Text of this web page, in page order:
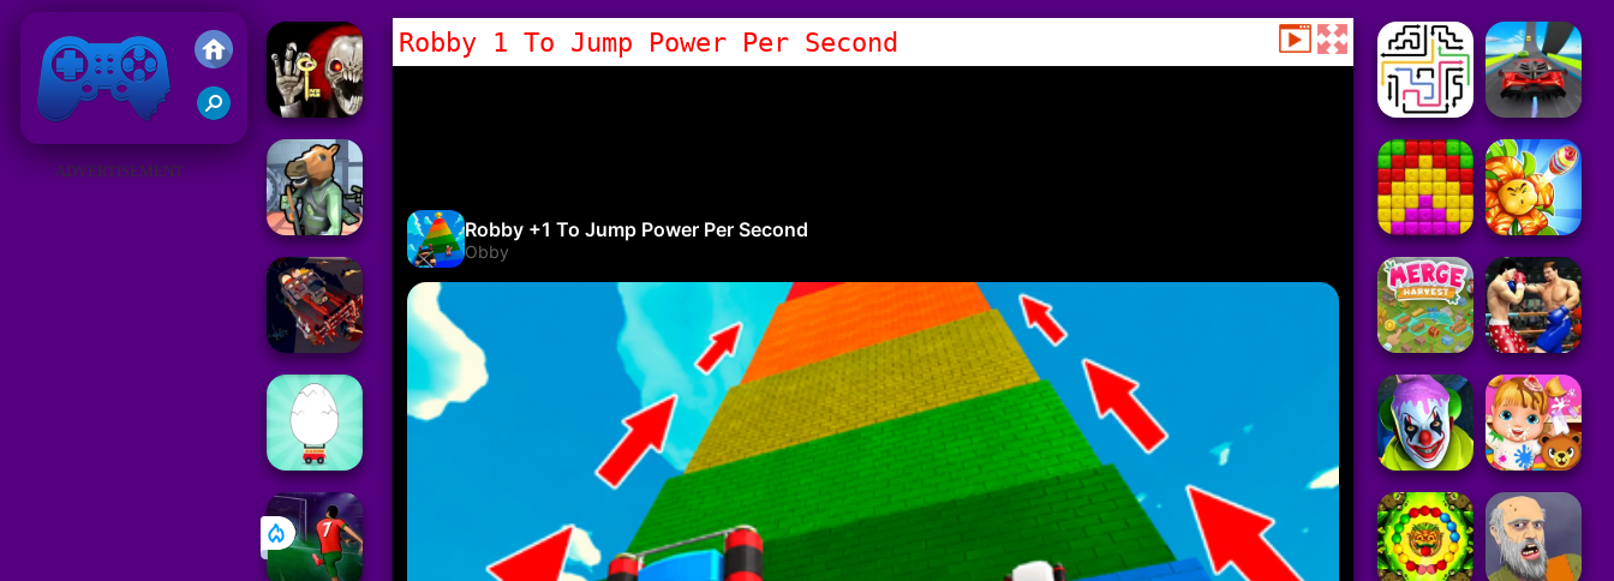
Juegos Friv 2019
ADVERTISEMENT
Robby 1 To Jump Power Per Second